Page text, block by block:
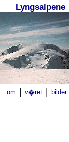
Lyngsalpene
om | v�ret | bilder